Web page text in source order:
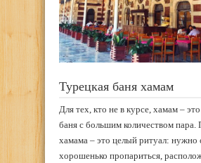
Турецкая баня хамам
Для тех, кто не в курсе, хамам –
баня с большим количеством пара.
хамама – это целый ритуал: нужно
хорошенько пропариться,